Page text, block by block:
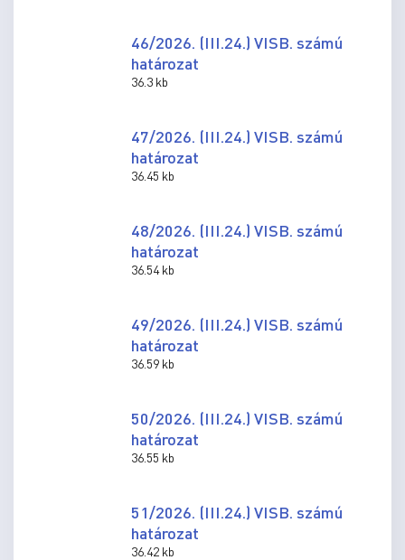
46/2026. (III.24.) VISB. számú
határozat
36.3 kb
47/2026. (III.24.) VISB. számú
határozat
36.45 kb
48/2026. (III.24.) VISB. számú
határozat
36.54 kb
49/2026. (III.24.) VISB. számú
határozat
36.59 kb
50/2026. (III.24.) VISB. számú
határozat
36.55 kb
51/2026. (III.24.) VISB. számú
határozat
36.42 kb